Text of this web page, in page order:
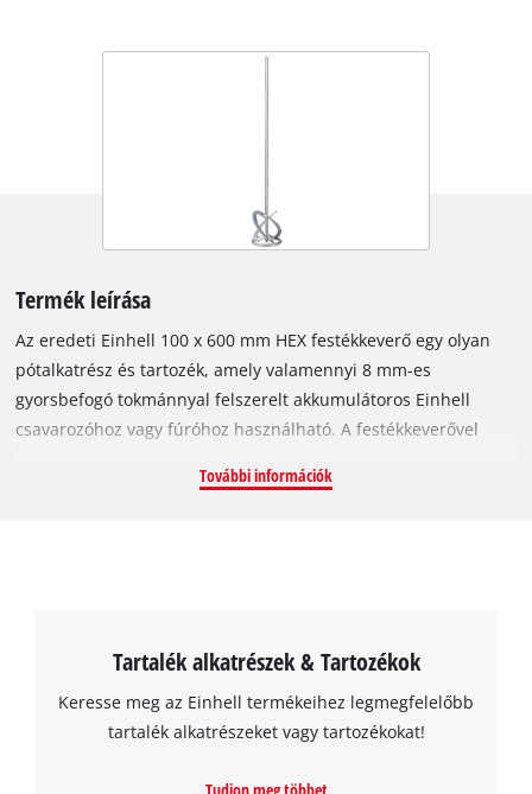
Termék leírása
Az eredeti Einhell 100 x 600 mm HEX festékkeverő egy olyan
pótalkatrész és tartozék, amely valamennyi 8 mm-es
gyorsbefogó tokmánnyal felszerelt akkumulátoros Einhell
csavarozóhoz vagy fúróhoz használható. A festékkeverővel
halmazállapotú anyagokat, például a festékeket és a lakkokat.
További információk
Tartalék alkatrészek & Tartozékok
Keresse meg az Einhell termékeihez legmegfelelőbb
tartalék alkatrészeket vagy tartozékokat!